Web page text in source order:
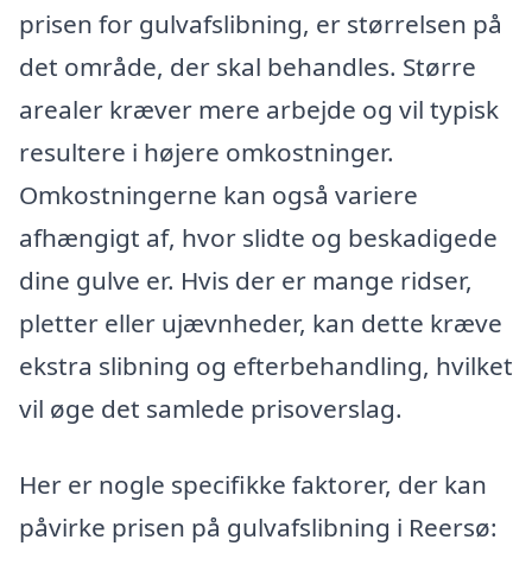
prisen for gulvafslibning, er størrelsen på
det område, der skal behandles. Større
arealer kræver mere arbejde og vil typisk
resultere i højere omkostninger.
Omkostningerne kan også variere
afhængigt af, hvor slidte og beskadigede
dine gulve er. Hvis der er mange ridser,
pletter eller ujævnheder, kan dette kræve
ekstra slibning og efterbehandling, hvilket
vil øge det samlede prisoverslag.
Her er nogle specifikke faktorer, der kan
påvirke prisen på gulvafslibning i Reersø: